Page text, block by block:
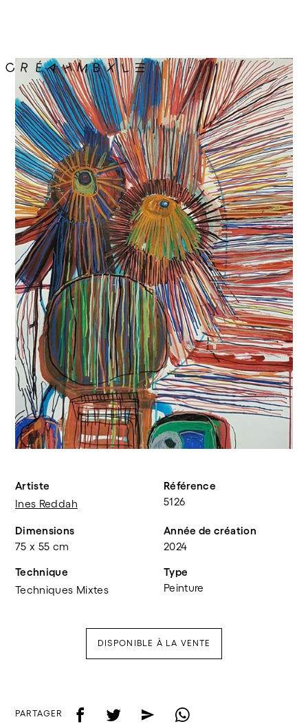
Artiste
Ines Reddah
Référence
5126
Dimensions
75 x 55 cm
Année de création
2024
Technique
Techniques Mixtes
Type
Peinture
DISPONIBLE À LA VENTE
PARTAGER f t e w